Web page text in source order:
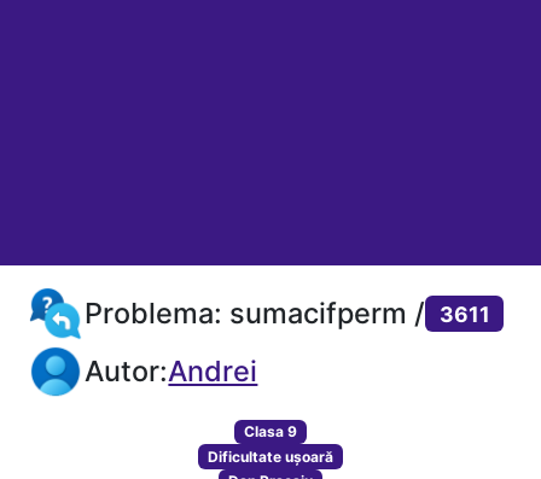
Problema: sumacifperm / 3611
Autor:Andrei
Clasa 9
Dificultate ușoară